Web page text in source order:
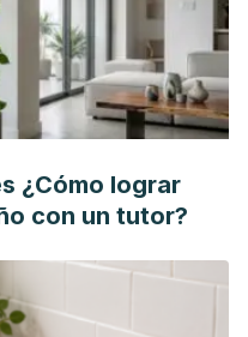
¿Cómo lograr
con un tutor?